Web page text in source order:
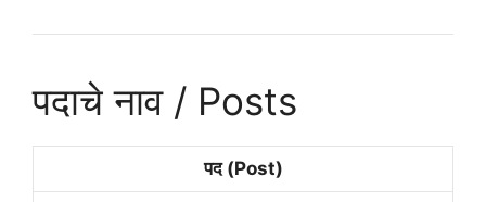
पदाचे नाव / Posts
पद (Post)